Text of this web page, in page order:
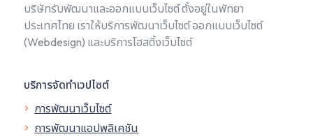
บริษัทรับพัฒนาและออกแบบเว็บไซต์ ตั้งอยู่ในพัทยา
ประเทศไทย เราให้บริการพัฒนาเว็บไซต์ ออกแบบเว็บไซต์
(Webdesign) และบริการโฮสติ้งเว็บไซต์
บริการจัดทำเวปไซต์
การพัฒนาเว็บไซต์
การพัฒนาแอปพลิเคชัน